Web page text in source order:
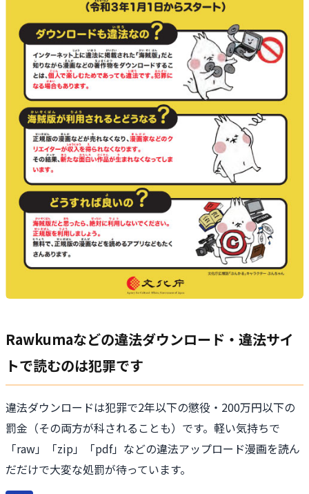
Rawkumaなどの違法ダウンロード・違法サイ
トで読むのは犯罪です
違法ダウンロードは犯罪で2年以下の懲役・200万円以下の
罰金（その両方が科されることも）です。軽い気持ちで
「raw」「zip」「pdf」などの違法アップロード漫画を読ん
だだけで大変な処罰が待っています。